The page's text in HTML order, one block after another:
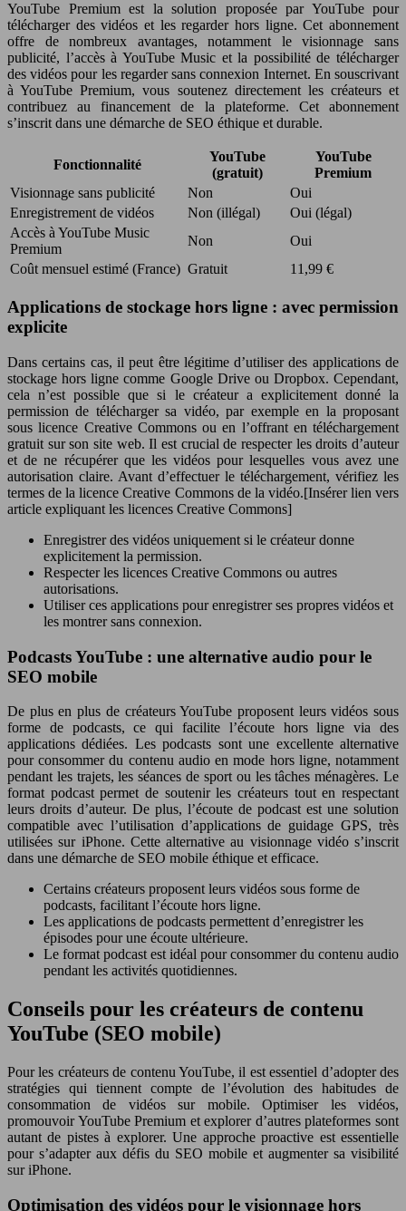
YouTube Premium est la solution proposée par YouTube pour
télécharger des vidéos et les regarder hors ligne. Cet abonnement
offre de nombreux avantages, notamment le visionnage sans
publicité, l’accès à YouTube Music et la possibilité de télécharger
des vidéos pour les regarder sans connexion Internet. En souscrivant
à YouTube Premium, vous soutenez directement les créateurs et
contribuez au financement de la plateforme. Cet abonnement
s’inscrit dans une démarche de SEO éthique et durable.
Fonctionnalité
YouTube
(gratuit)
YouTube
Premium
Visionnage sans publicité
Non
Oui
Enregistrement de vidéos
Non (illégal)
Oui (légal)
Accès à YouTube Music
Premium
Non
Oui
Coût mensuel estimé (France) Gratuit 11,99 €
Applications de stockage hors ligne : avec permission
explicite
Dans certains cas, il peut être légitime d’utiliser des applications de
stockage hors ligne comme Google Drive ou Dropbox. Cependant,
cela n’est possible que si le créateur a explicitement donné la
permission de télécharger sa vidéo, par exemple en la proposant
sous licence Creative Commons ou en l’offrant en téléchargement
gratuit sur son site web. Il est crucial de respecter les droits d’auteur
et de ne récupérer que les vidéos pour lesquelles vous avez une
autorisation claire. Avant d’effectuer le téléchargement, vérifiez les
termes de la licence Creative Commons de la vidéo.[Insérer lien vers
article expliquant les licences Creative Commons]
Enregistrer des vidéos uniquement si le créateur donne
explicitement la permission.
Respecter les licences Creative Commons ou autres
autorisations.
Utiliser ces applications pour enregistrer ses propres vidéos et
les montrer sans connexion.
Podcasts YouTube : une alternative audio pour le
SEO mobile
De plus en plus de créateurs YouTube proposent leurs vidéos sous
forme de podcasts, ce qui facilite l’écoute hors ligne via des
applications dédiées. Les podcasts sont une excellente alternative
pour consommer du contenu audio en mode hors ligne, notamment
pendant les trajets, les séances de sport ou les tâches ménagères. Le
format podcast permet de soutenir les créateurs tout en respectant
leurs droits d’auteur. De plus, l’écoute de podcast est une solution
compatible avec l’utilisation d’applications de guidage GPS, très
utilisées sur iPhone. Cette alternative au visionnage vidéo s’inscrit
dans une démarche de SEO mobile éthique et efficace.
Certains créateurs proposent leurs vidéos sous forme de
podcasts, facilitant l’écoute hors ligne.
Les applications de podcasts permettent d’enregistrer les
épisodes pour une écoute ultérieure.
Le format podcast est idéal pour consommer du contenu audio
pendant les activités quotidiennes.
Conseils pour les créateurs de contenu
YouTube (SEO mobile)
Pour les créateurs de contenu YouTube, il est essentiel d’adopter des
stratégies qui tiennent compte de l’évolution des habitudes de
consommation de vidéos sur mobile. Optimiser les vidéos,
promouvoir YouTube Premium et explorer d’autres plateformes sont
autant de pistes à explorer. Une approche proactive est essentielle
pour s’adapter aux défis du SEO mobile et augmenter sa visibilité
sur iPhone.
Optimisation des vidéos pour le visionnage hors